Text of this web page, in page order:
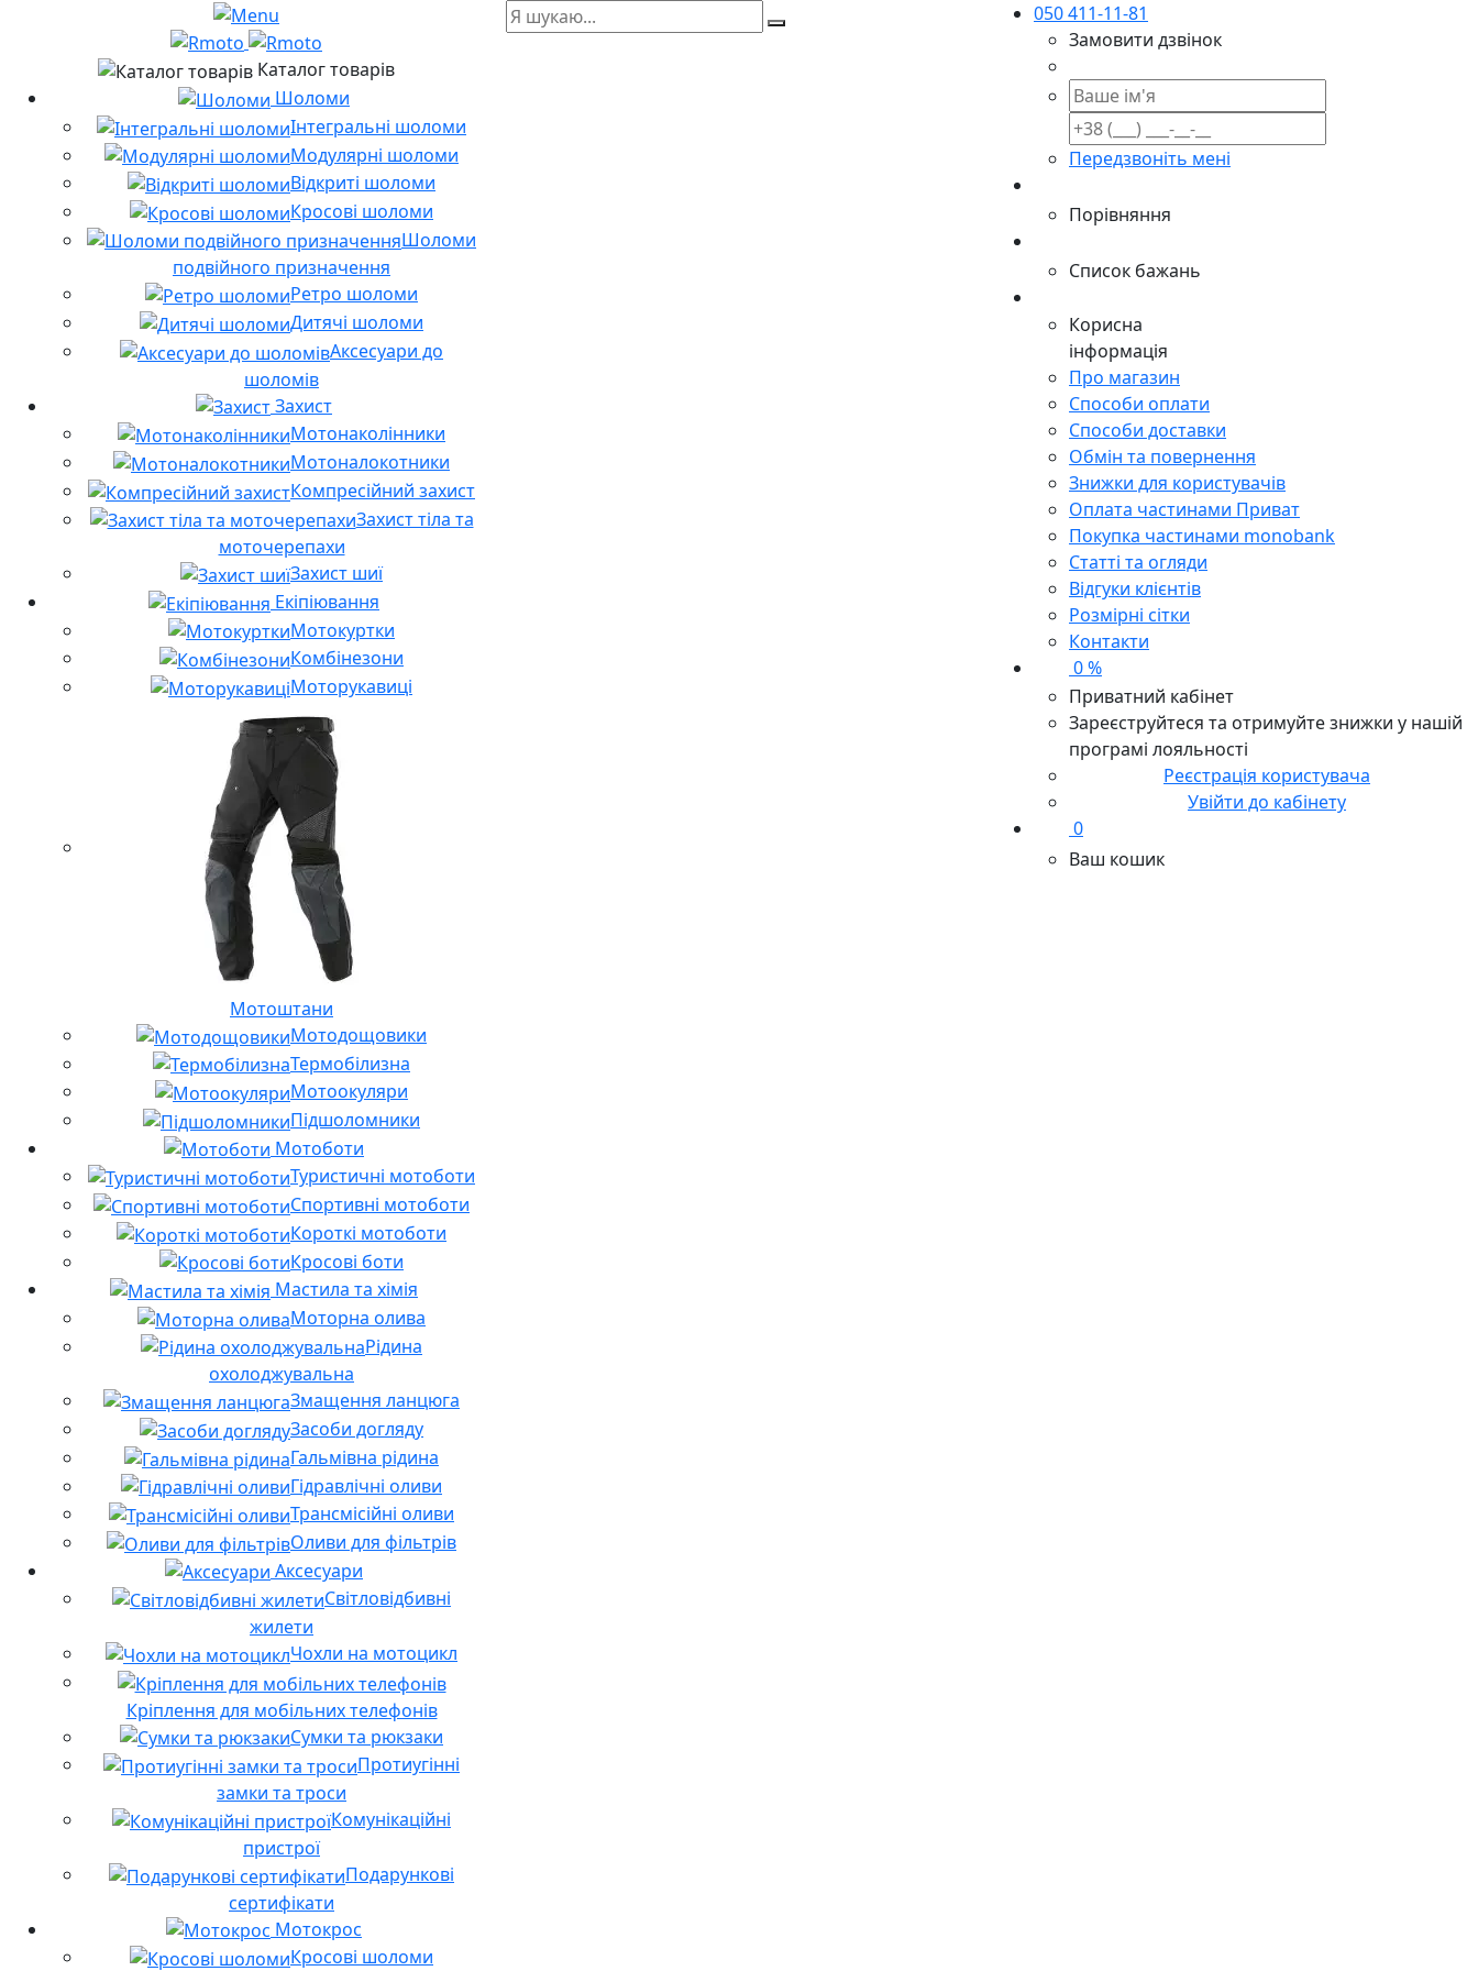
Каталог товарів
Шоломи
Інтегральні шоломи
Модулярні шоломи
Відкриті шоломи
Кросові шоломи
Шоломи
подвійного призначення
Ретро шоломи
Дитячі шоломи
Аксесуари до
шоломів
Захист
Мотонаколінники
Мотоналокотники
Компресійний захист
Захист тіла та
моточерепахи
Захист шиї
Екіпіювання
Мотокуртки
Комбінезони
Моторукавиці
Мотоштани
Мотодощовики
Термобілизна
Мотоокуляри
Підшоломники
Мотоботи
Туристичні мотоботи
Спортивні мотоботи
Короткі мотоботи
Кросові боти
Мастила та хімія
Моторна олива
Рідина
охолоджувальна
Змащення ланцюга
Засоби догляду
Гальмівна рідина
Гідравлічні оливи
Трансмісійні оливи
Оливи для фільтрів
Аксесуари
Світловідбивні
жилети
Чохли на мотоцикл
Кріплення для мобільних телефонів
Сумки та рюкзаки
Протиугінні
замки та троси
Комунікаційні
пристрої
Подарункові
сертифікати
Мотокрос
Кросові шоломи
050 411-11-81
Замовити дзвінок
Передзвоніть мені
Порівняння
Список бажань
Корисна
інформація
Про магазин
Способи оплати
Способи доставки
Обмін та повернення
Знижки для користувачів
Оплата частинами Приват
Покупка частинами monobank
Статті та огляди
Відгуки клієнтів
Розмірні сітки
Контакти
0 %
Приватний кабінет
Зареєструйтеся та отримуйте знижки у нашій
програмі лояльності
Реєстрація користувача
Увійти до кабінету
0
Ваш кошик